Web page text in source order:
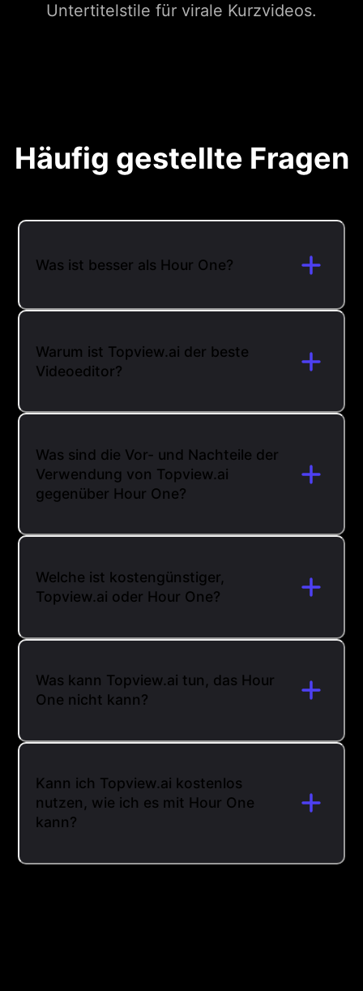
Untertitelstile für virale Kurzvideos.
Häufig gestellte Fragen
Was ist besser als Hour One?
Warum ist Topview.ai der beste
Videoeditor?
Was sind die Vor- und Nachteile der
Verwendung von Topview.ai
gegenüber Hour One?
Welche ist kostengünstiger,
Topview.ai oder Hour One?
Was kann Topview.ai tun, das Hour
One nicht kann?
Kann ich Topview.ai kostenlos
nutzen, wie ich es mit Hour One
kann?